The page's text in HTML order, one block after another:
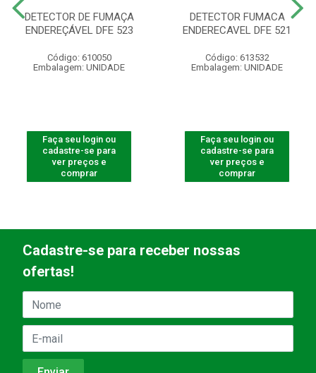
DETECTOR DE FUMAÇA
ENDEREÇÁVEL DFE 523
Código: 610050
Embalagem: UNIDADE
Faça seu login ou
cadastre-se para
ver preços e
comprar
DETECTOR FUMACA
ENDERECAVEL DFE 521
Código: 613532
Embalagem: UNIDADE
Faça seu login ou
cadastre-se para
ver preços e
comprar
Cadastre-se para receber nossas
ofertas!